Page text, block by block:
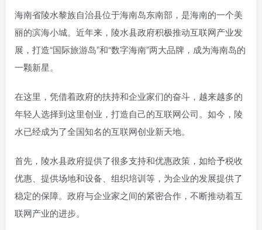
海南省陵水黎族自治县位于海南岛东南部，是海南的一个美
丽的滨海小城。近年来，陵水县政府积极推动互联网产业发
展，打造“国际旅游岛”和“数字海南”两大品牌，成为海南岛的
一颗新星。
在这里，凭借着政府的扶持和企业家们的奋斗，越来越多的
年轻人选择到这里创业，打造自己的互联网公司。如今，陵
水已经成为了全国知名的互联网创业新天地。
首先，陵水县政府提供了很多支持和优惠政策，如给予税收
优惠、提供场地和设备、组织培训等，为企业的发展提供了
稳定的保障。政府与企业家之间的紧密合作，不断推动着互
联网产业的进步。